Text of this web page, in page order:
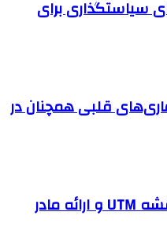
سیاستگذاری برای
قلبی همچنان در
جزئیات ثبت ادعا، تهیه نقشه UTM و ارائه مادر